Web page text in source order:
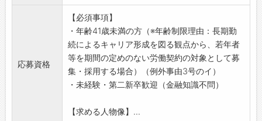
ロー
・顧客データ管理、来店予約対応
・地域イベント・マネーセミナーでの情報発信
（希望者）
【1日の仕事の流れ（例）】
9:30 朝礼・店舗ミーティング
10:00 予約のお客様と面談（保険見直しのご
12:00 ランチ休憩
応募資格
【必須事項】
・年齢41歳未満の方（※年齢制限理由：長期勤
続によるキャリア形成を図る観点から、若年者
等を期間の定めのない労働契約の対象として募
集・採用する場合）（例外事由3号のイ）
・未経験・第二新卒歓迎（金融知識不問）
【求める人物像】...